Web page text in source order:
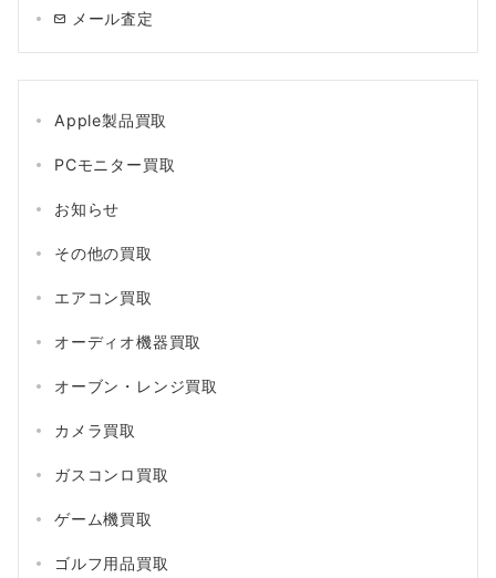
メール査定
Apple製品買取
PCモニター買取
お知らせ
その他の買取
エアコン買取
オーディオ機器買取
オーブン・レンジ買取
カメラ買取
ガスコンロ買取
ゲーム機買取
ゴルフ用品買取